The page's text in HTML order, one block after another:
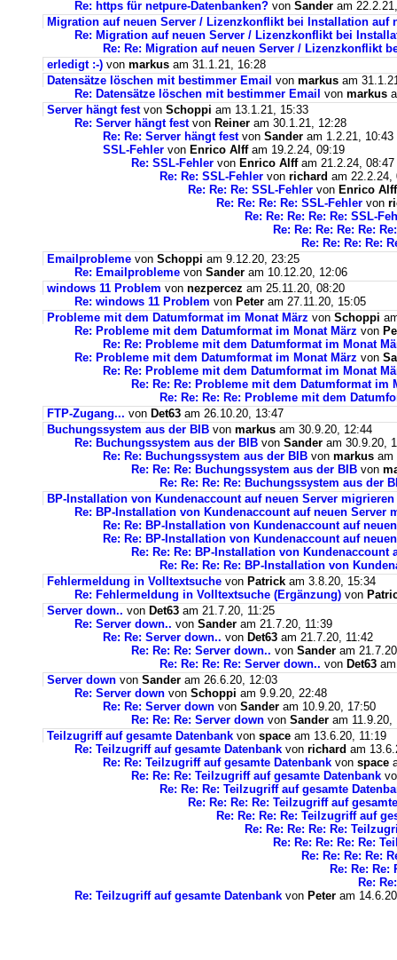
Re: https für netpure-Datenbanken? von Sander am
Migration auf neuen Server / Lizenzkonflikt bei Installation auf
Re: Migration auf neuen Server / Lizenzkonflikt bei
Re: Re: Migration auf neuen Server / Lizenzkonflikt
erledigt :-) von markus am 31.1.21, 16:28
Datensätze löschen mit bestimmer Email von markus am
Re: Datensätze löschen mit bestimmer Email von markus
Server hängt festvon Schoppi am 13.1.21, 15:33
Re: Server hängt festvon Reiner am 30.1.21, 12:28
Re: Re: Server hängt festvon Sander am 1.2.21, 10:43
SSL-Fehler von Enrico Alffam 19.2.24, 09:19
Re: SSL-Fehler von Enrico Alffam 21.2.24, 08:47
Re: Re: SSL-Fehler von richard am 22.2.24,
Re: Re: Re: SSL-Fehler von Enrico Alff
Re: Re: Re: Re: SSL-Fehler von
Re: Re: Re: Re: Re: SSL-
Re: Re: Re: Re: Re:
Re: Re: Re: Re:
Emailprobleme von Schoppi am 9.12.20, 23:25
Re: Emailprobleme von Sander am 10.12.20, 12:06
windows 11 Problem von nezpercez am 25.11.20, 08:20
Re: windows 11 Problem von Peter am 27.11.20, 15:05
Probleme mit dem Datumformat im Monat März von Schoppi
Re: Probleme mit dem Datumformat im Monat März von
Re: Re: Probleme mit dem Datumformat im Monat
Re: Probleme mit dem Datumformat im Monat März von
Re: Re: Probleme mit dem Datumformat im Monat
Re: Re: Re: Probleme mit dem Datumformat im
Re: Re: Re: Re: Probleme mit dem
FTP-Zugang... von Det63 am 26.10.20, 13:47
Buchungssystem aus der BIB von markus am 30.9.20, 12:44
Re: Buchungssystem aus der BIB von Sander am 30.9.20,
Re: Re: Buchungssystem aus der BIB von markus am
Re: Re: Re: Buchungssystem aus der BIB von
Re: Re: Re: Re: Buchungssystem aus der
BP-Installation von Kundenaccount auf neuen Server migrieren
Re: BP-Installation von Kundenaccount auf neuen Server
Re: Re: BP-Installation von Kundenaccount auf
Re: Re: BP-Installation von Kundenaccount auf
Re: Re: Re: BP-Installation von Kundenaccount
Re: Re: Re: Re: BP-Installation von
Fehlermeldung in Volltextsuche von Patrick am 3.8.20, 15:34
Re: Fehlermeldung in Volltextsuche (Ergänzung) von
Server down.. von Det63 am 21.7.20, 11:25
Re: Server down.. von Sander am 21.7.20, 11:39
Re: Re: Server down.. von Det63 am 21.7.20, 11:42
Re: Re: Re: Server down.. von Sander am
Re: Re: Re: Re: Server down.. von Det63
Server down von Sander am 26.6.20, 12:03
Re: Server down von Schoppi am 9.9.20, 22:48
Re: Re: Server down von Sander am 10.9.20, 17:50
Re: Re: Re: Server down von Sander am 11.9.20,
Teilzugriff auf gesamte Datenbank von space am 13.6.20, 11:19
Re: Teilzugriff auf gesamte Datenbank von richard am
Re: Re: Teilzugriff auf gesamte Datenbank von space
Re: Re: Re: Teilzugriff auf gesamte Datenbank
Re: Re: Re: Teilzugriff auf gesamte
Re: Re: Re: Re: Teilzugriff auf
Re: Re: Re: Re: Teilzugriff auf
Re: Re: Re: Re: Re:
Re: Re: Re: Re: Re:
Re: Re: Re: Re:
Re: Re: Re:
Re:
Re: Teilzugriff auf gesamte Datenbank von Peter am